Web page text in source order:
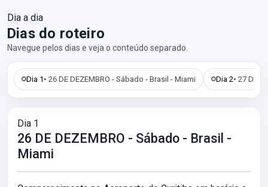
Dia a dia
Dias do roteiro
Navegue pelos dias e veja o conteúdo separado.
Dia 1 • 26 DE DEZEMBRO - Sábado - Brasil - Miami Dia 2• 27 DE
Dia 1
26 DE DEZEMBRO - Sábado - Brasil -
Miami